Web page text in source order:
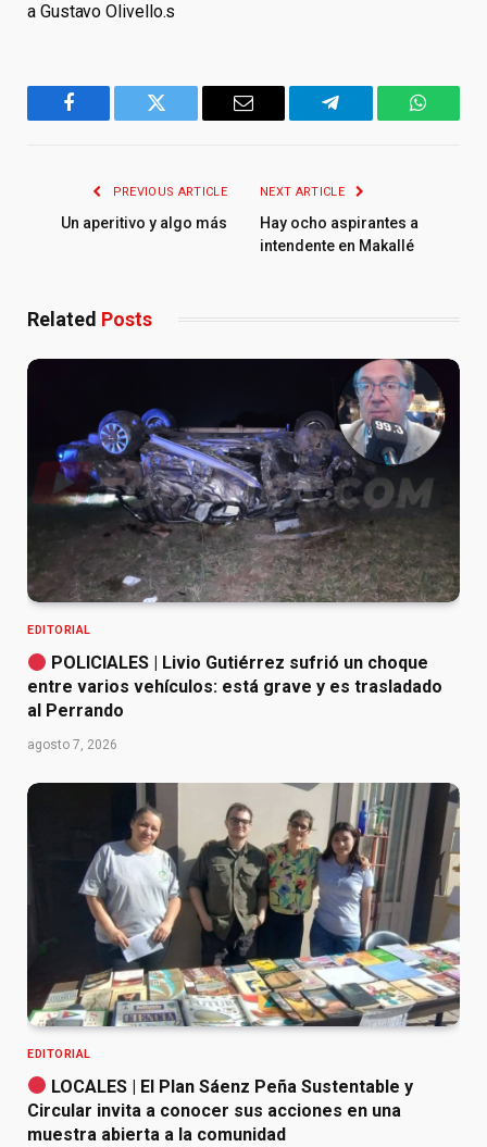
a Gustavo Olivello.s
Facebook Twitter Email Telegram
PREVIOUS ARTICLE
Un aperitivo y algo más
NEXT ARTICLE
Hay ocho aspirantes a
intendente en Makallé
Related Posts
EDITORIAL
POLICIALES | Livio Gutiérrez sufrió un choque
entre varios vehículos: está grave y es trasladado
al Perrando
agosto 7, 2026
EDITORIAL
LOCALES | El Plan Sáenz Peña Sustentable y
Circular invita a conocer sus acciones en una
muestra abierta a la comunidad